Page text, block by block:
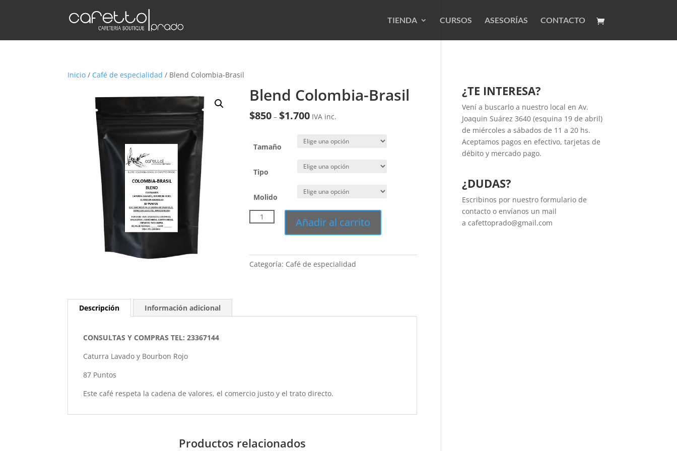
TIENDA CURSOS ASESORÍAS CONTACTO
Inicio / Café de especialidad / Blend Colombia-Brasil
Blend Colombia-Brasil
$850 –$1.700 IVA inc.
Tamaño
Tipo
Molido
Blend
Colombia-
Añadir al carrito
Categoría: Café de especialidad
Descripción Información adicional
CONSULTAS Y COMPRAS TEL: 23367144
Caturra Lavado y Bourbon Rojo
87 Puntos
Este café respeta la cadena de valores, el comercio justo y el trato directo.
Productos relacionados
¿TE INTERESA?
Vení a buscarlo a nuestro local en Av.
Joaquin Suárez 3640 (esquina 19 de abril)
de miércoles a sábados de 11 a 20 hs.
Aceptamos pagos en efectivo, tarjetas de
débito y mercado pago.
¿DUDAS?
Escribinos por nuestro formulario de
contacto o envíanos un mail
acafettoprado@gmail.com